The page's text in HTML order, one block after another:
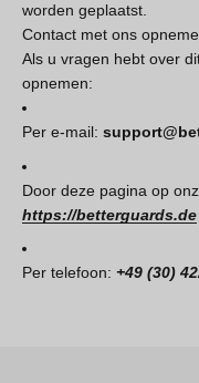
worden geplaatst.
Contact met ons
Als u vragen hebt over
opnemen:
Per e-mail:
Door deze pagina op
https://betterguards.de
Per telefoon: +49 (30)